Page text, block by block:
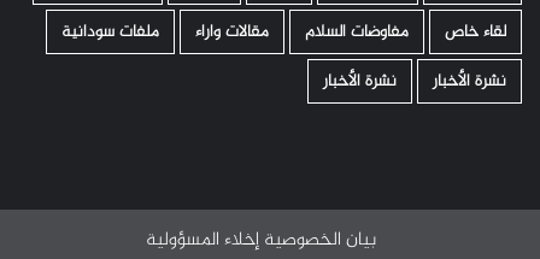
لقاء خاص
مفاوضات السلام مقالات واراء
ملفات سودانية
نشرة الأخبار
نشرة الأخبار
بيان الخصوصية إخلاء المسؤولية